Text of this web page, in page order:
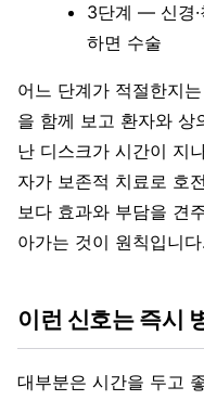
3단계 — 신경·
하면 수술
어느 단계가 적절한지
을 함께 보고 환자와 상
난 디스크가 시간이 지
자가 보존적 치료로 호
보다 효과와 부담을 견
아가는 것이 원칙입니다.
이런 신호는 즉시
대부분은 시간을 두고